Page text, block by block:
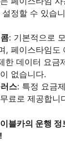
정할 수 있습
: 기본적으로
, 페이스타임도
한 데이터 요금
없습니다.
스: 특정 요금
료로 제공합니
블카의 운행